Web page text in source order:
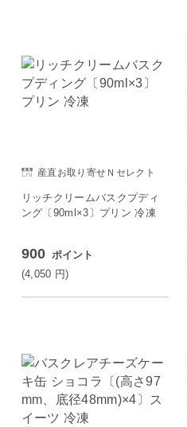
産直お取り寄せＮセレクト
リッチクリームバスクプディ
ング〔90ml×3〕プリン 冷凍
900 ポイント
(4,050 円)